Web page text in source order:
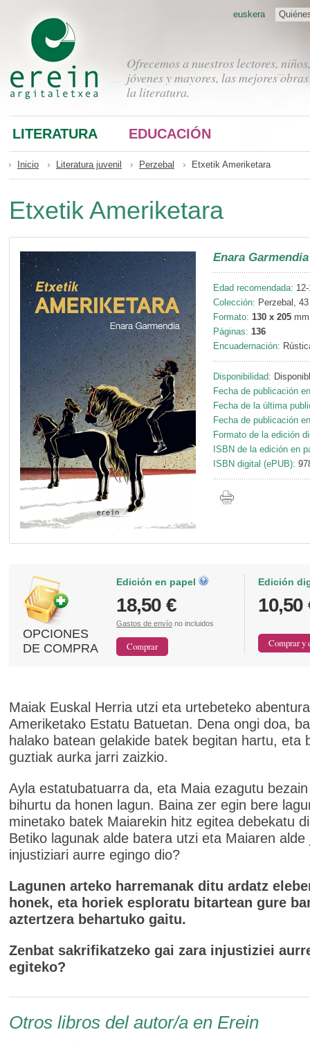
Ofrecemos a nuestros lectores, niños,
jóvenes y mayores, las mejores
la literatura.
euskera
LITERATURA EDUCACIÓN
Inicio Literatura juvenil Perzebal Etxetik Ameriketara
Etxetik Ameriketara
Enara Garmendia
Edad recomendada:
Colección: Perzebal, 43
Formato: 130 x 205 mm
Páginas: 136
Encuadernación:
Disponibilidad:
Fecha de publicación
Fecha de la última
Fecha de publicación
Formato de la edición
ISBN de la edición en
ISBN digital (ePUB):
OPCIONES
DE COMPRA
Edición en papel
18,50 €
Gastos de envío no incluidos
Edición
10,50
Maiak Euskal Herria utzi eta urtebeteko
Ameriketako Estatu Batuetan. Dena ongi doa,
halako batean gelakide batek begitan hartu, eta
guztiak aurka jarri zaizkio.
Ayla estatubatuarra da, eta Maia ezagutu
bihurtu da honen lagun. Baina zer egin bere
minetako batek Maiarekin hitz egitea debekatu
Betiko lagunak alde batera utzi eta Maiaren alde
injustiziari aurre egingo dio?
Lagunen arteko harremanak ditu ardatz
honek, eta horiek esploratu bitartean gure
aztertzera behartuko gaitu.
Zenbat sakrifikatzeko gai zara injustiziei
egiteko?
Otros libros del autor/a en Erein